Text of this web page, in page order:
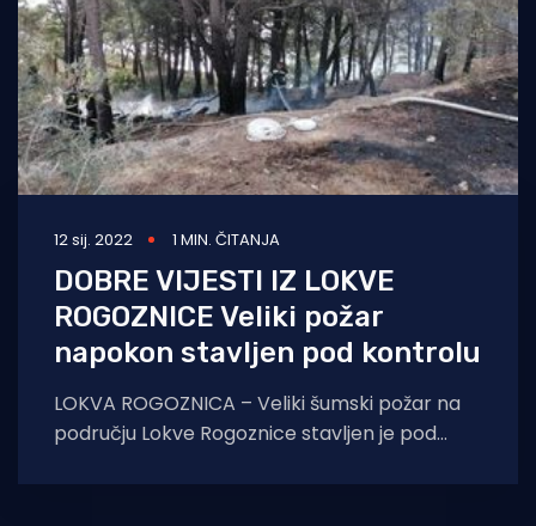
12 sij. 2022 1 MIN. ČITANJA
DOBRE VIJESTI IZ LOKVE
ROGOZNICE Veliki požar
napokon stavljen pod kontrolu
LOKVA ROGOZNICA – Veliki šumski požar na
području Lokve Rogoznice stavljen je pod
Kako je